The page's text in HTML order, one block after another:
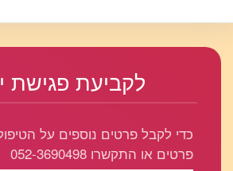
לקביעת פגישת
כדי לקבל פרטים נוספים על
פרטים או התקשרו 052-3690498